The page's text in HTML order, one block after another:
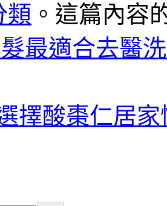
類 。這篇內容
最適合去醫
擇酸棗仁居